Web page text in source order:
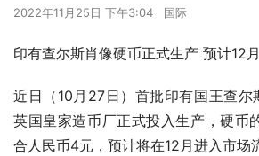
2022年11月25日 下午3:04 国际
印有查尔斯肖像硬币正式生产 预计12
近日（10月27日）首批印有国王查尔
英国皇家造币厂正式投入生产，硬币
合人民币4元，预计将在12月进入市场